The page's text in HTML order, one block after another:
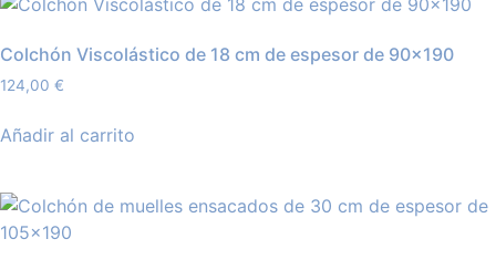
Colchón Viscolástico de 18 cm de espesor de 90×190
124,00 €
Añadir al carrito